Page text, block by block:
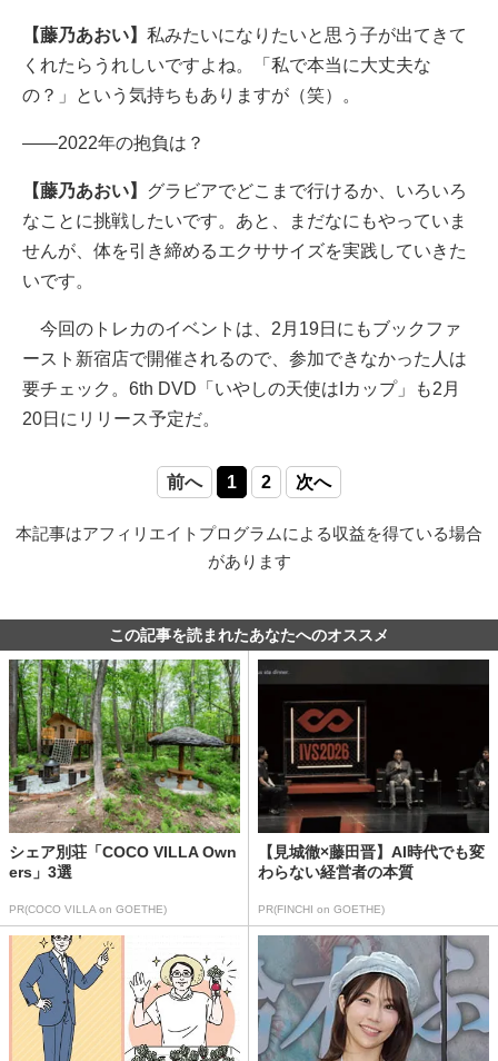
【藤乃あおい】 私みたいになりたいと思う子が出てきて
くれたらうれしいですよね。「私で本当に大丈夫な
の？」という気持ちもありますが（笑）。
――2022年の抱負は？
【藤乃あおい】 グラビアでどこまで行けるか、いろいろ
なことに挑戦したいです。あと、まだなにもやっていま
せんが、体を引き締めるエクササイズを実践していきた
いです。
今回のトレカのイベントは、2月19日にもブックファ
ースト新宿店で開催されるので、参加できなかった人は
要チェック。6th DVD「いやしの天使はIカップ」も2月
20日にリリース予定だ。
前へ 1 2 次へ
本記事はアフィリエイトプログラムによる収益を得ている場合
があります
この記事を読まれたあなたへのオススメ
シェア別荘「COCO VILLA Own
ers」3選
PR(COCO VILLA on GOETHE)
【見城徹×藤田晋】AI時代でも変
わらない経営者の本質
PR(FINCHI on GOETHE)